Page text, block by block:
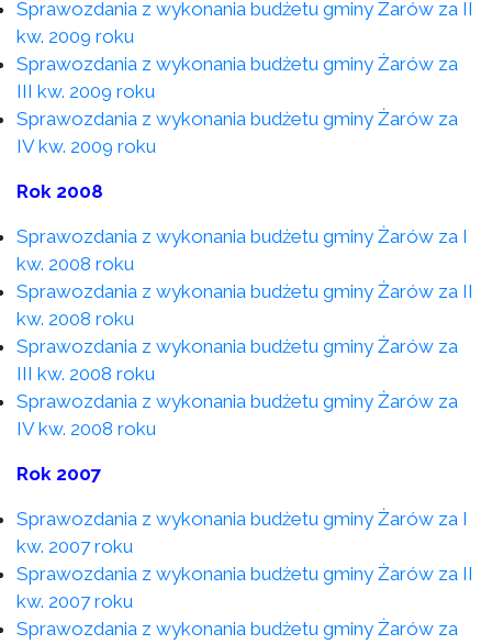
Sprawozdania z wykonania budżetu gminy Żarów za II
kw. 2009 roku
Sprawozdania z wykonania budżetu gminy Żarów za
III kw. 2009 roku
Sprawozdania z wykonania budżetu gminy Żarów za
IV kw. 2009 roku
Rok 2008
Sprawozdania z wykonania budżetu gminy Żarów za I
kw. 2008 roku
Sprawozdania z wykonania budżetu gminy Żarów za II
kw. 2008 roku
Sprawozdania z wykonania budżetu gminy Żarów za
III kw. 2008 roku
Sprawozdania z wykonania budżetu gminy Żarów za
IV kw. 2008 roku
Rok 2007
Sprawozdania z wykonania budżetu gminy Żarów za I
kw. 2007 roku
Sprawozdania z wykonania budżetu gminy Żarów za II
kw. 2007 roku
Sprawozdania z wykonania budżetu gminy Żarów za